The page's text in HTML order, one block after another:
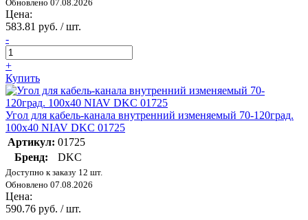
Обновлено 07.08.2026
Цена:
583.81 руб. / шт.
-
+
Купить
Угол для кабель-канала внутренний изменяемый 70-120град.
100х40 NIAV DKC 01725
Артикул: 01725
Бренд:
DKC
Доступно к заказу 12 шт.
Обновлено 07.08.2026
Цена:
590.76 руб. / шт.